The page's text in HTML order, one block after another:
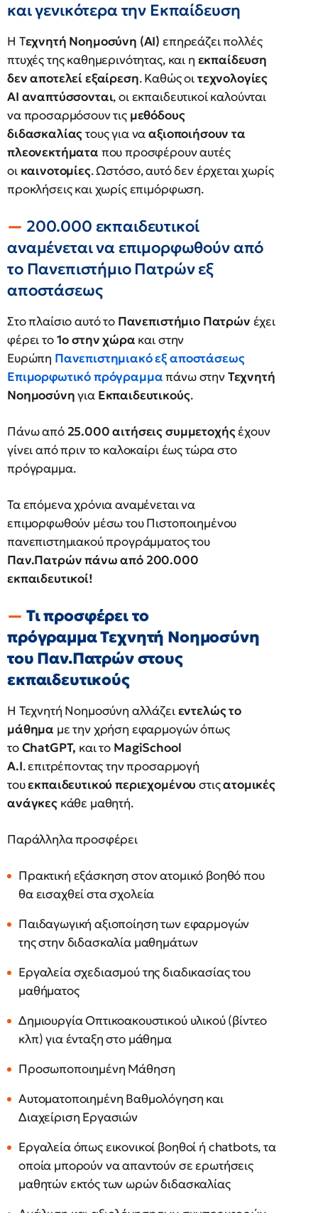
και γενικότερα την Εκπαίδευση
Η Τεχνητή Νοημοσύνη (AI) επηρεάζει πολλές
πτυχές της καθημερινότητας, και η εκπαίδευση
δεν αποτελεί εξαίρεση. Καθώς οιτεχνολογίες
AI αναπτύσσονται, οι εκπαιδευτικοί καλούνται
να προσαρμόσουν τις μεθόδους
διδασκαλίαςτους για νααξιοποιήσουν τα
πλεονεκτήματα που προσφέρουν αυτές
οικαινοτομίες. Ωστόσο, αυτό δεν έρχεται χωρίς
προκλήσεις και χωρίς επιμόρφωση.
200.000 εκπαιδευτικοί
αναμένεται να επιμορφωθούν από
το Πανεπιστήμιο Πατρών εξ
αποστάσεως
Στο πλαίσιο αυτό τοΠανεπιστήμιο Πατρών έχει
φέρει το1ο στην χώρα και στην
Ευρώπη Πανεπιστημιακό εξ αποστάσεως
Επιμορφωτικό πρόγραμμαπάνω στηνΤεχνητή
Νοημοσύνηγια Εκπαιδευτικούς.
Πάνω από25.000 αιτήσεις συμμετοχήςέχουν
γίνει από πριν το καλοκαίρι έως τώρα στο
πρόγραμμα.
Τα επόμενα χρόνια αναμένεται να
επιμορφωθούν μέσω του Πιστοποιημένου
πανεπιστημιακού προγράμματος του
Παν.Πατρών πάνω από 200.000
εκπαιδευτικοί!
Τι προσφέρει το
πρόγραμμα Τεχνητή Νοημοσύνη
του Παν.Πατρών στους
εκπαιδευτικούς
Η Τεχνητή Νοημοσύνη αλλάζειεντελώς το
μάθημα με την χρήση εφαρμογών όπως
τοChatGPT, και το MagiSchool
A.I. επιτρέποντας την προσαρμογή
τουεκπαιδευτικού περιεχομένου στιςατομικές
ανάγκεςκάθε μαθητή.
Παράλληλα προσφέρει
Πρακτική εξάσκηση στον ατομικό βοηθό που
θα εισαχθεί στα σχολεία
Παιδαγωγική αξιοποίηση των εφαρμογών
της στην διδασκαλία μαθημάτων
Εργαλεία σχεδιασμού της διαδικασίας του
μαθήματος
Δημιουργία Οπτικοακουστικού υλικού (βίντεο
κλπ) για ένταξη στο μάθημα
Προσωποποιημένη Μάθηση
Αυτοματοποιημένη Βαθμολόγηση και
Διαχείριση Εργασιών
Εργαλεία όπως εικονικοί βοηθοί ή chatbots, τα
οποία μπορούν να απαντούν σε ερωτήσεις
μαθητών εκτός των ωρών διδασκαλίας